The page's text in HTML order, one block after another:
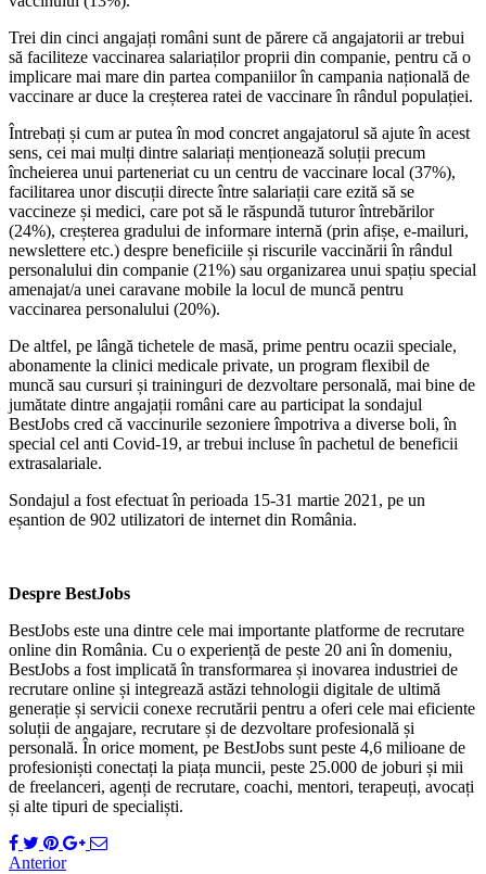
Trei din cinci angajați români sunt de părere că angajatorii ar trebui
să faciliteze vaccinarea salariaților proprii din companie, pentru că o
implicare mai mare din partea companiilor în campania națională de
vaccinare ar duce la creșterea ratei de vaccinare în rândul populației.
Întrebați și cum ar putea în mod concret angajatorul să ajute în acest
sens, cei mai mulți dintre salariați menționează soluții precum
încheierea unui parteneriat cu un centru de vaccinare local (37%),
facilitarea unor discuții directe între salariații care ezită să se
vaccineze și medici, care pot să le răspundă tuturor întrebărilor
(24%), creșterea gradului de informare internă (prin afișe, e-mailuri,
newslettere etc.) despre beneficiile și riscurile vaccinării în rândul
personalului din companie (21%) sau organizarea unui spațiu special
amenajat/a unei caravane mobile la locul de muncă pentru
vaccinarea personalului (20%).
De altfel, pe lângă tichetele de masă, prime pentru ocazii speciale,
abonamente la clinici medicale private, un program flexibil de
muncă sau cursuri și traininguri de dezvoltare personală, mai bine de
jumătate dintre angajații români care au participat la sondajul
BestJobs cred că vaccinurile sezoniere împotriva a diverse boli, în
special cel anti Covid-19, ar trebui incluse în pachetul de beneficii
extrasalariale.
Sondajul a fost efectuat în perioada 15-31 martie 2021, pe un
eșantion de 902 utilizatori de internet din România.
Despre BestJobs
BestJobs este una dintre cele mai importante platforme de recrutare
online din România. Cu o experiență de peste 20 ani în domeniu,
BestJobs a fost implicată în transformarea și inovarea industriei de
recrutare online și integrează astăzi tehnologii digitale de ultimă
generație și servicii conexe recrutării pentru a oferi cele mai eficiente
soluții de angajare, recrutare și de dezvoltare profesională și
personală. În orice moment, pe BestJobs sunt peste 4,6 milioane de
profesioniști conectați la piața muncii, peste 25.000 de joburi și mii
de freelanceri, agenți de recrutare, coachi, mentori, terapeuți, avocați
și alte tipuri de specialiști.
Anterior